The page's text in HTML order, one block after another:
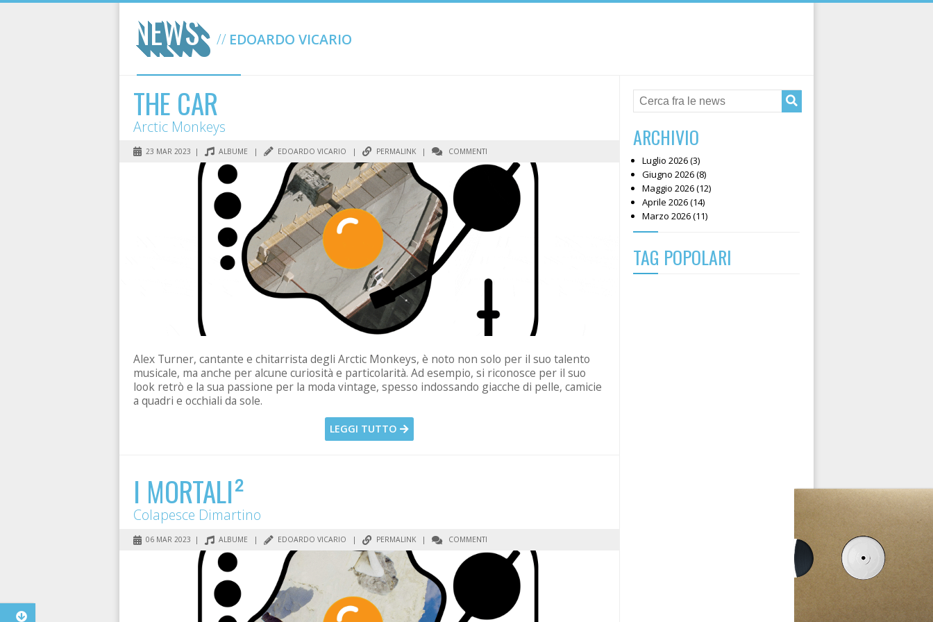
NEWS EDOARDO VICARIO
ARCHIVIO
Luglio 2026 (3)
Giugno 2026 (8)
Maggio 2026 (12)
Aprile 2026 (14)
Marzo 2026 (11)
TAG POPOLARI
THE CAR
Arctic Monkeys
23 MAR 2023 | ALBUME | EDOARDO VICARIO | PERMALINK | COMMENTI
Alex Turner, cantante e chitarrista degli Arctic Monkeys, è noto non solo per il suo talento
musicale, ma anche per alcune curiosità e particolarità. Ad esempio, si riconosce per il suo
look retrò e la sua passione per la moda vintage, spesso indossando giacche di pelle, camicie
a quadri e occhiali da sole.
LEGGI TUTTO
I MORTALI²
Colapesce Dimartino
06 MAR 2023 | ALBUME | EDOARDO VICARIO | PERMALINK | COMMENTI